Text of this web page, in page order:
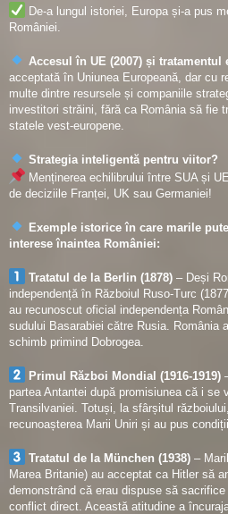
De-a lungul istoriei, Europa și-a pus
României.
Accesul în UE (2007) și tratamentul
acceptată în Uniunea Europeană, dar cu
multe dintre resursele și companiile
investitori străini, fără ca România să fie
statele vest-europene.
Strategia inteligentă pentru viitor?
Menținerea echilibrului între SUA și
de deciziile Franței, UK sau Germaniei!
Exemple istorice în care marile
interese înaintea României:
Tratatul de la Berlin (1878) – Deși
independență în Războiul Ruso-Turc
au recunoscut oficial independența
sudului Basarabiei către Rusia. România
schimb primind Dobrogea.
Primul Război Mondial (1916-1919)
partea Antantei după promisiunea că i se
Transilvaniei. Totuși, la sfârșitul
recunoașterea Marii Uniri și au pus
Tratatul de la München (1938) –
Marea Britanie) au acceptat ca Hitler să
demonstrând că erau dispuse să
conflict direct. Această atitudine a